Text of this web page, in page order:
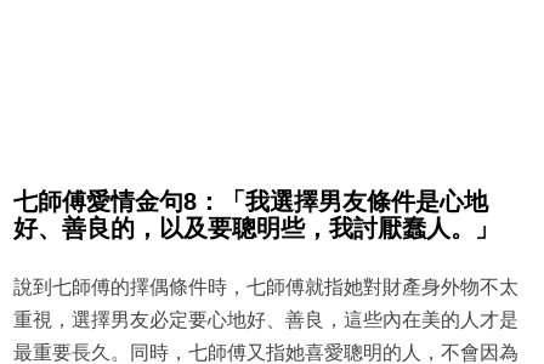
七師傅愛情金句8：「我選擇男友條件是心地
好、善良的，以及要聰明些，我討厭蠢人。」
說到七師傅的擇偶條件時，七師傅就指她對財產身外物不太
重視，選擇男友必定要心地好、善良，這些內在美的人才是
最重要長久。同時，七師傅又指她喜愛聰明的人，不會因為